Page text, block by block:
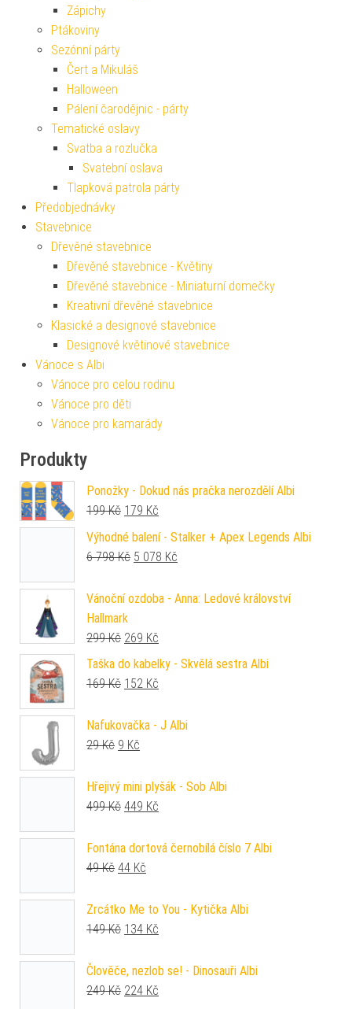
Zápichy
Ptákoviny
Sezónní párty
Čert a Mikuláš
Halloween
Pálení čarodějnic - párty
Tematické oslavy
Svatba a rozlučka
Svatební oslava
Tlapková patrola párty
Předobjednávky
Stavebnice
Dřevěné stavebnice
Dřevěné stavebnice - Květiny
Dřevěné stavebnice - Miniaturní domečky
Kreativní dřevěné stavebnice
Klasické a designové stavebnice
Designové květinové stavebnice
Vánoce s Albi
Vánoce pro celou rodinu
Vánoce pro děti
Vánoce pro kamarády
Produkty
Ponožky - Dokud nás pračka nerozdělí Albi
199Kč Původní cena byla: 199 Kč.
179 Kč
Výhodné balení - Stalker + Apex Legends Albi
6 798Kč Původní cena byla: 6 798 Kč.
5 078 Kč
Vánoční ozdoba - Anna: Ledové království
Hallmark
299Kč Původní cena byla: 299 Kč.
269 Kč
Taška do kabelky - Skvělá sestra Albi
169Kč Původní cena byla: 169 Kč.
152 Kč
Nafukovačka - J Albi
29Kč Původní cena byla: 29 Kč.
9 Kč
Hřejivý mini plyšák - Sob Albi
499Kč Původní cena byla: 499 Kč.
449 Kč
Fontána dortová černobílá číslo 7 Albi
49Kč Původní cena byla: 49 Kč.
44 Kč
Zrcátko Me to You - Kytička Albi
149Kč Původní cena byla: 149 Kč.
134 Kč
Člověče, nezlob se! - Dinosauři Albi
249Kč Původní cena byla: 249 Kč.
224 Kč